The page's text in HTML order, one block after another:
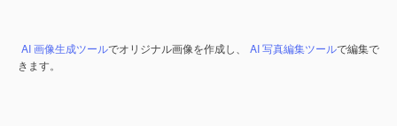
AI 画像生成ツールでオリジナル画像を作成し、 AI 写真編集ツールで編集で
きます。